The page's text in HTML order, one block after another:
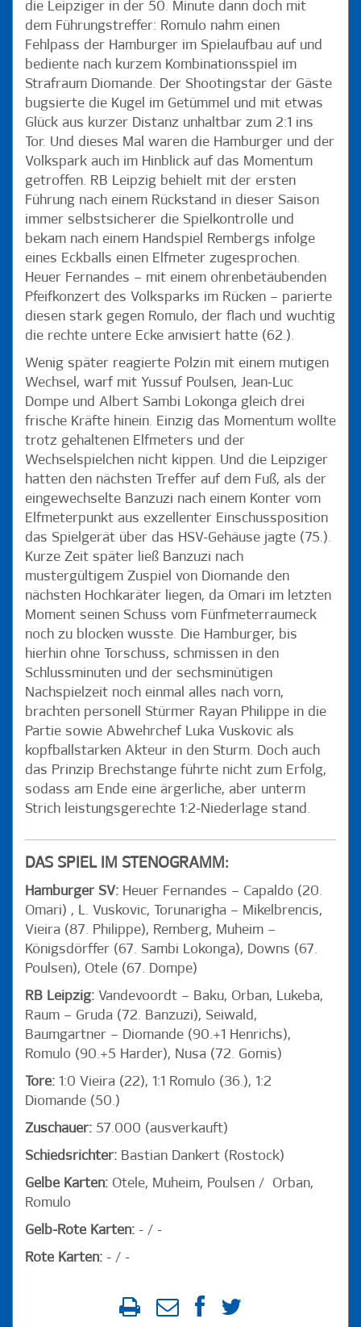
die Leipziger in der 50. Minute dann doch mit
dem Führungstreffer: Romulo nahm einen
Fehlpass der Hamburger im Spielaufbau auf und
bediente nach kurzem Kombinationsspiel im
Strafraum Diomande. Der Shootingstar der Gäste
bugsierte die Kugel im Getümmel und mit etwas
Glück aus kurzer Distanz unhaltbar zum 2:1 ins
Tor. Und dieses Mal waren die Hamburger und der
Volkspark auch im Hinblick auf das Momentum
getroffen. RB Leipzig behielt mit der ersten
Führung nach einem Rückstand in dieser Saison
immer selbstsicherer die Spielkontrolle und
bekam nach einem Handspiel Rembergs infolge
eines Eckballs einen Elfmeter zugesprochen.
Heuer Fernandes – mit einem ohrenbetäubenden
Pfeifkonzert des Volksparks im Rücken – parierte
diesen stark gegen Romulo, der flach und wuchtig
die rechte untere Ecke anvisiert hatte (62.).
Wenig später reagierte Polzin mit einem mutigen
Wechsel, warf mit Yussuf Poulsen, Jean-Luc
Dompe und Albert Sambi Lokonga gleich drei
frische Kräfte hinein. Einzig das Momentum wollte
trotz gehaltenen Elfmeters und der
Wechselspielchen nicht kippen. Und die Leipziger
hatten den nächsten Treffer auf dem Fuß, als der
eingewechselte Banzuzi nach einem Konter vom
Elfmeterpunkt aus exzellenter Einschussposition
das Spielgerät über das HSV-Gehäuse jagte (75.).
Kurze Zeit später ließ Banzuzi nach
mustergültigem Zuspiel von Diomande den
nächsten Hochkaräter liegen, da Omari im letzten
Moment seinen Schuss vom Fünfmeterraumeck
noch zu blocken wusste. Die Hamburger, bis
hierhin ohne Torschuss, schmissen in den
Schlussminuten und der sechsminütigen
Nachspielzeit noch einmal alles nach vorn,
brachten personell Stürmer Rayan Philippe in die
Partie sowie Abwehrchef Luka Vuskovic als
kopfballstarken Akteur in den Sturm. Doch auch
das Prinzip Brechstange führte nicht zum Erfolg,
sodass am Ende eine ärgerliche, aber unterm
Strich leistungsgerechte 1:2-Niederlage stand.
DAS SPIEL IM STENOGRAMM:
Hamburger SV: Heuer Fernandes – Capaldo (20.
Omari) , L. Vuskovic, Torunarigha – Mikelbrencis,
Vieira (87. Philippe), Remberg, Muheim –
Königsdörffer (67. Sambi Lokonga), Downs (67.
Poulsen), Otele (67. Dompe)
RB Leipzig: Vandevoordt – Baku, Orban, Lukeba,
Raum – Gruda (72. Banzuzi), Seiwald,
Baumgartner – Diomande (90.+1 Henrichs),
Romulo (90.+5 Harder), Nusa (72. Gomis)
Tore: 1:0 Vieira (22), 1:1 Romulo (36.), 1:2
Diomande (50.)
Zuschauer: 57.000 (ausverkauft)
Schiedsrichter: Bastian Dankert (Rostock)
Gelbe Karten: Otele, Muheim, Poulsen / Orban,
Romulo
Gelb-Rote Karten: - / -
Rote Karten: - / -